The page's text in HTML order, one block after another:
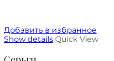
Добавить в избранное
Show details Quick View